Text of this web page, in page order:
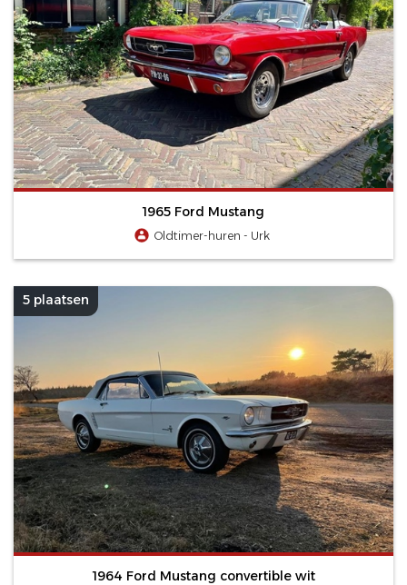
1965 Ford Mustang
Oldtimer-huren - Urk
5 plaatsen
1964 Ford Mustang convertible wit